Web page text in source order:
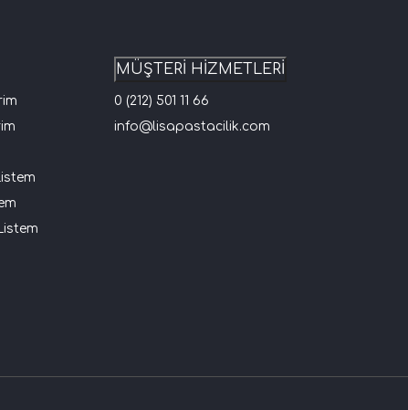
MÜŞTERİ HİZMETLERİ
0 (212) 501 11 66
info@lisapastacilik.com